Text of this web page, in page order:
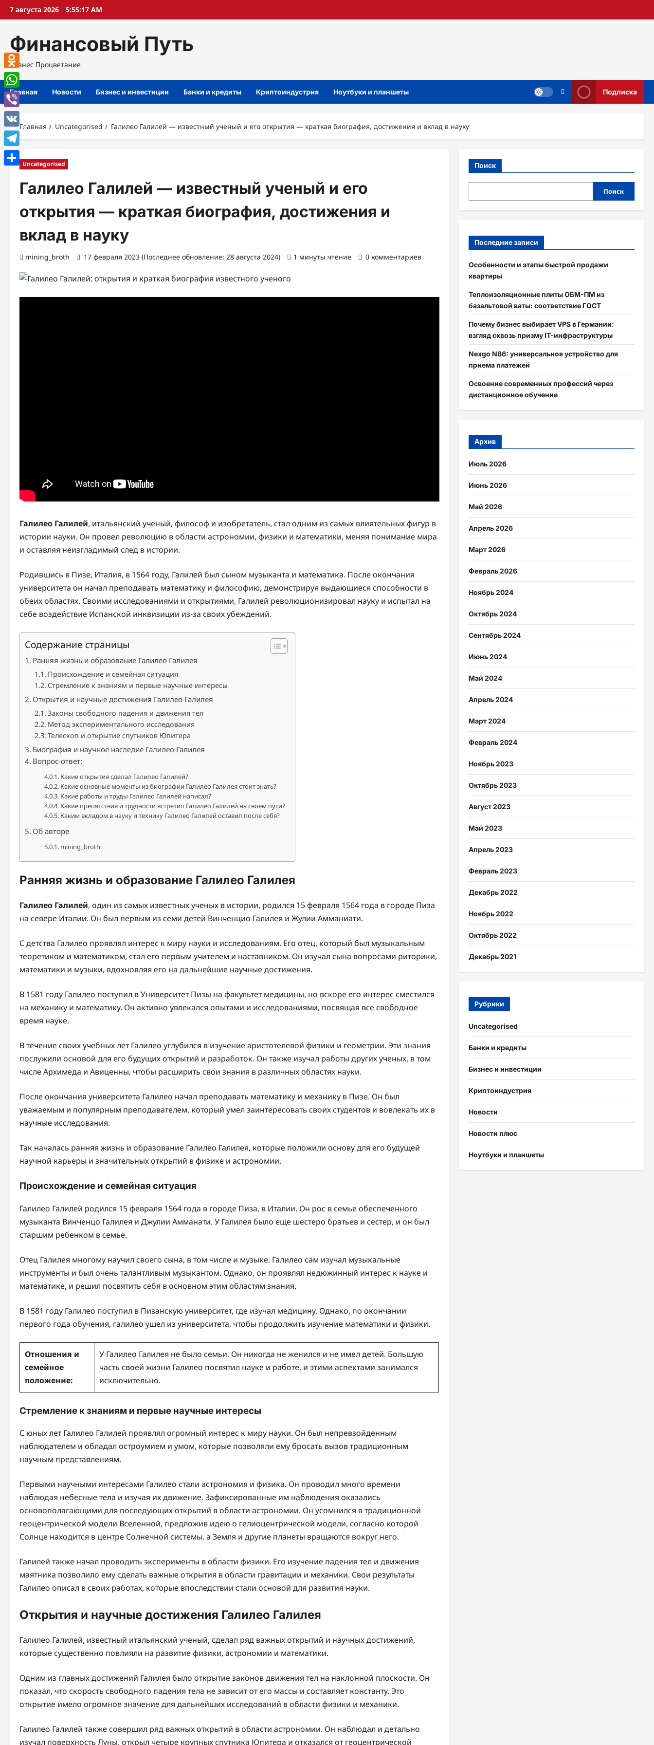
Перейти
7 августа 2026 5:55:18 AM
Финансовый Путь
Бизнес Процветание
Главная Новости Бизнес и инвестиции Банки и кредиты Криптоиндустрия Ноутбуки и планшеты Подписка
Главная Uncategorised Галилео Галилей — известный ученый и его открытия — краткая биография, достижения и вклад в науку
Uncategorised
Галилео Галилей — известный ученый и его
открытия — краткая биография, достижения и
вклад в науку
mining_broth 17 февраля 2023 (Последнее обновление: 28 августа 2024) 1 минуты чтение 0 комментариев
Галилео Галилей, итальянский ученый, философ и изобретатель, стал одним из самых влиятельных фигур в
истории науки. Он провел революцию в области астрономии, физики и математики, меняя понимание мира
и оставляя неизгладимый след в истории.
Родившись в Пизе, Италия, в 1564 году, Галилей был сыном музыканта и математика. После окончания
университета он начал преподавать математику и философию, демонстрируя выдающиеся способности в
обеих областях. Своими исследованиями и открытиями, Галилей революционизировал науку и испытал на
себе воздействие Испанской инквизиции из-за своих убеждений.
Содержание страницы
Ранняя жизнь и образование Галилео Галилея
Происхождение и семейная ситуация
Стремление к знаниям и первые научные интересы
Открытия и научные достижения Галилео Галилея
Законы свободного падения и движения тел
Метод экспериментального исследования
Телескоп и открытие спутников Юпитера
Биография и научное наследие Галилео Галилея
Вопрос-ответ:
Какие открытия сделал Галилео Галилей?
Какие основные моменты из биографии Галилео Галилея стоит знать?
Какие работы и труды Галилео Галилей написал?
Какие препятствия и трудности встретил Галилео Галилей на своем пути?
Каким вкладом в науку и технику Галилео Галилей оставил после себя?
Об авторе
mining_broth
Ранняя жизнь и образование Галилео Галилея
Галилео Галилей, один из самых известных ученых в истории, родился 15 февраля 1564 года в городе Пиза
на севере Италии. Он был первым из семи детей Винченцио Галилея и Жулии Амманиати.
С детства Галилео проявлял интерес к миру науки и исследованиям. Его отец, который был музыкальным
теоретиком и математиком, стал его первым учителем и наставником. Он изучал сына вопросами риторики,
математики и музыки, вдохновляя его на дальнейшие научные достижения.
В 1581 году Галилео поступил в Университет Пизы на факультет медицины, но вскоре его интерес сместился
на механику и математику. Он активно увлекался опытами и исследованиями, посвящая все свободное
время науке.
В течение своих учебных лет Галилео углубился в изучение аристотелевой физики и геометрии. Эти знания
послужили основой для его будущих открытий и разработок. Он также изучал работы других ученых, в том
числе Архимеда и Авиценны, чтобы расширить свои знания в различных областях науки.
После окончания университета Галилео начал преподавать математику и механику в Пизе. Он был
уважаемым и популярным преподавателем, который умел заинтересовать своих студентов и вовлекать их в
научные исследования.
Так началась ранняя жизнь и образование Галилео Галилея, которые положили основу для его будущей
научной карьеры и значительных открытий в физике и астрономии.
Происхождение и семейная ситуация
Галилео Галилей родился 15 февраля 1564 года в городе Пиза, в Италии. Он рос в семье обеспеченного
музыканта Винченцо Галилея и Джулии Амманати. У Галилея было еще шестеро братьев и сестер, и он был
старшим ребенком в семье.
Отец Галилея многому научил своего сына, в том числе и музыке. Галилео сам изучал музыкальные
инструменты и был очень талантливым музыкантом. Однако, он проявлял недюжинный интерес к науке и
математике, и решил посвятить себя в основном этим областям знания.
В 1581 году Галилео поступил в Пизанскую университет, где изучал медицину. Однако, по окончании
первого года обучения, галилео ушел из университета, чтобы продолжить изучение математики и физики.
Отношения и
семейное
положение:
У Галилео Галилея не было семьи. Он никогда не женился и не имел детей. Большую
часть своей жизни Галилео посвятил науке и работе, и этими аспектами занимался
исключительно.
Стремление к знаниям и первые научные интересы
С юных лет Галилео Галилей проявлял огромный интерес к миру науки. Он был непревзойденным
наблюдателем и обладал остроумием и умом, которые позволяли ему бросать вызов традиционным
научным представлениям.
Первыми научными интересами Галилео стали астрономия и физика. Он проводил много времени
наблюдая небесные тела и изучая их движение. Зафиксированные им наблюдения оказались
основополагающими для последующих открытий в области астрономии. Он усомнился в традиционной
геоцентрической модели Вселенной, предложив идею о гелиоцентрической модели, согласно которой
Солнце находится в центре Солнечной системы, а Земля и другие планеты вращаются вокруг него.
Галилей также начал проводить эксперименты в области физики. Его изучение падения тел и движения
маятника позволило ему сделать важные открытия в области гравитации и механики. Свои результаты
Галилео описал в своих работах, которые впоследствии стали основой для развития науки.
Открытия и научные достижения Галилео Галилея
Галилео Галилей, известный итальянский ученый, сделал ряд важных открытий и научных достижений,
которые существенно повлияли на развитие физики, астрономии и математики.
Одним из главных достижений Галилея было открытие законов движения тел на наклонной плоскости. Он
показал, что скорость свободного падения тела не зависит от его массы и составляет константу. Это
открытие имело огромное значение для дальнейших исследований в области физики и механики.
Галилео Галилей также совершил ряд важных открытий в области астрономии. Он наблюдал и детально
изучал поверхность Луны, открыл четыре крупных спутника Юпитера и отказался от геоцентрической
Поиск
Поиск
Последние записи
Особенности и этапы быстрой продажи
квартиры
Теплоизоляционные плиты ОБМ-ПМ из
базальтовой ваты: соответствие ГОСТ
Почему бизнес выбирает VPS в Германии:
взгляд сквозь призму IT-инфраструктуры
Nexgo N86: универсальное устройство для
приема платежей
Освоение современных профессий через
дистанционное обучение
Архив
Июль 2026
Июнь 2026
Май 2026
Апрель 2026
Март 2026
Февраль 2026
Ноябрь 2024
Октябрь 2024
Сентябрь 2024
Июнь 2024
Май 2024
Апрель 2024
Март 2024
Февраль 2024
Ноябрь 2023
Октябрь 2023
Август 2023
Май 2023
Апрель 2023
Февраль 2023
Декабрь 2022
Ноябрь 2022
Октябрь 2022
Декабрь 2021
Рубрики
Uncategorised
Банки и кредиты
Бизнес и инвестиции
Криптоиндустрия
Новости
Новости плюс
Ноутбуки и планшеты
Odnoklassniki
WhatsApp
Viber
VK
Telegram